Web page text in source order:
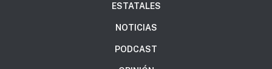
ESTATALES
NOTICIAS
PODCAST